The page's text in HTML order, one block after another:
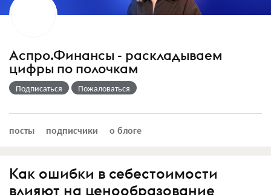
Аспро.Финансы - раскладываем
цифры по полочкам
Подписаться Пожаловаться
посты подписчики о блоге
Как ошибки в себестоимости
влияют на ценообразование